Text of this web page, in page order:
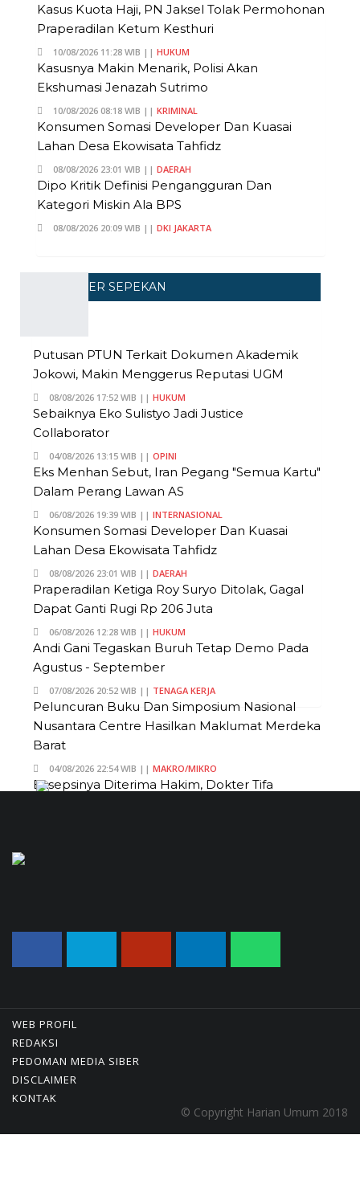
Kasus Kuota Haji, PN Jaksel Tolak Permohonan
Praperadilan Ketum Kesthuri
10/08/2026 11:28 WIB || HUKUM
Kasusnya Makin Menarik, Polisi Akan
Ekshumasi Jenazah Sutrimo
10/08/2026 08:18 WIB || KRIMINAL
Konsumen Somasi Developer Dan Kuasai
Lahan Desa Ekowisata Tahfidz
08/08/2026 23:01 WIB || DAERAH
Dipo Kritik Definisi Pengangguran Dan
Kategori Miskin Ala BPS
08/08/2026 20:09 WIB || DKI JAKARTA
POPULER SEPEKAN
Putusan PTUN Terkait Dokumen Akademik
Jokowi, Makin Menggerus Reputasi UGM
08/08/2026 17:52 WIB || HUKUM
Sebaiknya Eko Sulistyo Jadi Justice
Collaborator
04/08/2026 13:15 WIB || OPINI
Eks Menhan Sebut, Iran Pegang "Semua Kartu"
Dalam Perang Lawan AS
06/08/2026 19:39 WIB || INTERNASIONAL
Konsumen Somasi Developer Dan Kuasai
Lahan Desa Ekowisata Tahfidz
08/08/2026 23:01 WIB || DAERAH
Praperadilan Ketiga Roy Suryo Ditolak, Gagal
Dapat Ganti Rugi Rp 206 Juta
06/08/2026 12:28 WIB || HUKUM
Andi Gani Tegaskan Buruh Tetap Demo Pada
Agustus - September
07/08/2026 20:52 WIB || TENAGA KERJA
Peluncuran Buku Dan Simposium Nasional
Nusantara Centre Hasilkan Maklumat Merdeka
Barat
04/08/2026 22:54 WIB || MAKRO/MIKRO
Eksepsinya Diterima Hakim, Dokter Tifa
WEB PROFIL
REDAKSI
PEDOMAN MEDIA SIBER
DISCLAIMER
KONTAK
© Copyright Harian Umum 2018